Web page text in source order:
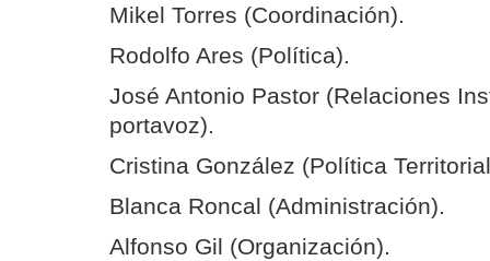
Mikel Torres (Coordinación).
Rodolfo Ares (Política).
José Antonio Pastor (Relaciones
portavoz).
Cristina González (Política
Blanca Roncal (Administración).
Alfonso Gil (Organización).